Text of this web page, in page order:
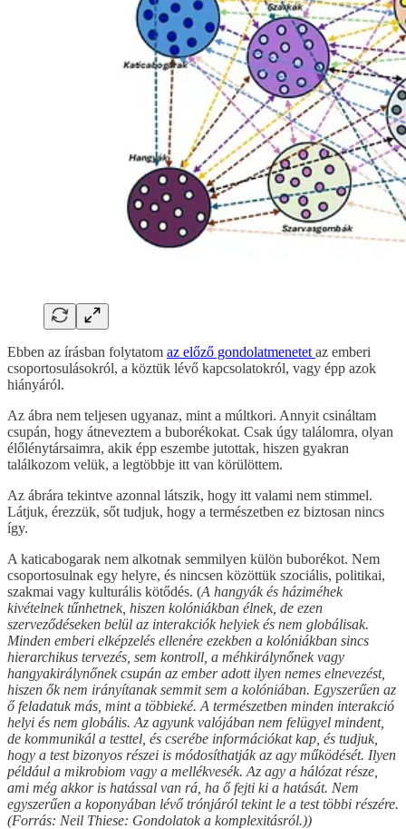
Ebben az írásban folytatom az előző gondolatmenetet az emberi
csoportosulásokról, a köztük lévő kapcsolatokról, vagy épp azok
hiányáról.
Az ábra nem teljesen ugyanaz, mint a múltkori. Annyit csináltam
csupán, hogy átneveztem a buborékokat. Csak úgy találomra, olyan
élőlénytársaimra, akik épp eszembe jutottak, hiszen gyakran
találkozom velük, a legtöbbje itt van körülöttem.
Az ábrára tekintve azonnal látszik, hogy itt valami nem stimmel.
Látjuk, érezzük, sőt tudjuk, hogy a természetben ez biztosan nincs
így.
A katicabogarak nem alkotnak semmilyen külön buborékot. Nem
csoportosulnak egy helyre, és nincsen közöttük szociális, politikai,
szakmai vagy kulturális kötődés. (A hangyák és háziméhek
kivételnek tűnhetnek, hiszen kolóniákban élnek, de ezen
szerveződéseken belül az interakciók helyiek és nem globálisak.
Minden emberi elképzelés ellenére ezekben a kolóniákban sincs
hierarchikus tervezés, sem kontroll, a méhkirálynőnek vagy
hangyakirálynőnek csupán az ember adott ilyen nemes elnevezést,
hiszen ők nem irányítanak semmit sem a kolóniában. Egyszerűen az
ő feladatuk más, mint a többieké. A természetben minden interakció
helyi és nem globális. Az agyunk valójában nem felügyel mindent,
de kommunikál a testtel, és cserébe információkat kap, és tudjuk,
hogy a test bizonyos részei is módosíthatják az agy működését. Ilyen
például a mikrobiom vagy a mellékvesék. Az agy a hálózat része,
ami még akkor is hatással van rá, ha ő fejti ki a hatását. Nem
egyszerűen a koponyában lévő trónjáról tekint le a test többi részére.
(Forrás: Neil Thiese: Gondolatok a komplexitásról.))